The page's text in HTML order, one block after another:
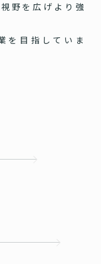
野を広げより強
を目指していま